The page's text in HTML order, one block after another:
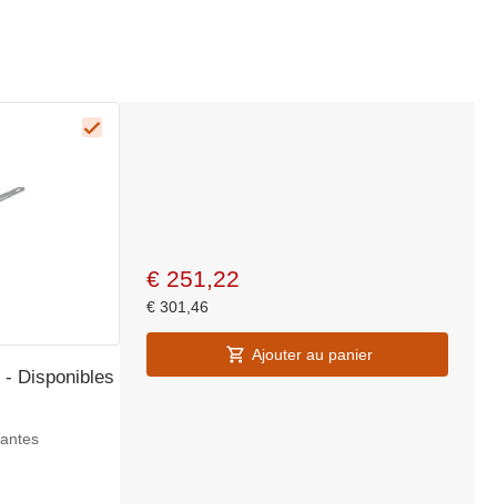
Disponibles
€ 251,22
€ 301,46
Ajouter au panier